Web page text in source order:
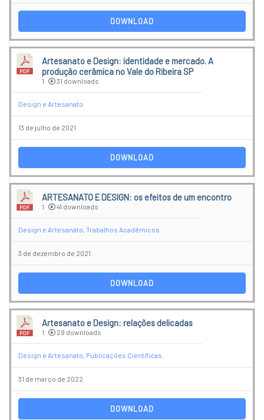
DOWNLOAD
Artesanato e Design: identidade e mercado. A
produção cerâmica no Vale do Ribeira SP
1 31 downloads
Design e Artesanato
13 de julho de 2021
DOWNLOAD
ARTESANATO E DESIGN: os efeitos de um encontro
1 41 downloads
Design e Artesanato, Trabalhos Acadêmicos
3 de dezembro de 2021
DOWNLOAD
Artesanato e Design: relações delicadas
1 29 downloads
Design e Artesanato, Publicações Científicas
31 de março de 2022
DOWNLOAD